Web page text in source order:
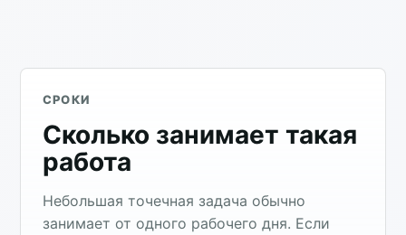
СРОКИ
Сколько занимает такая
работа
Небольшая точечная задача обычно
занимает от одного рабочего дня. Если